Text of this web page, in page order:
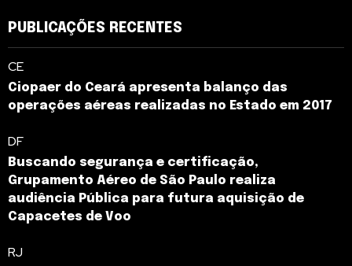
PUBLICAÇÕES RECENTES
CE
Ciopaer do Ceará apresenta balanço das
operações aéreas realizadas no Estado em 2017
DF
Buscando segurança e certificação,
Grupamento Aéreo de São Paulo realiza
audiência Pública para futura aquisição de
Capacetes de Voo
RJ